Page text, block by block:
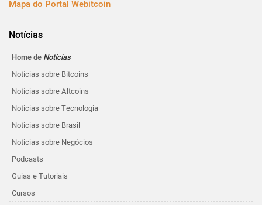
Mapa do Portal Webitcoin
Notícias
Home de Notícias
Notícias sobre Bitcoins
Notícias sobre Altcoins
Noticias sobre Tecnologia
Noticias sobre Brasil
Noticias sobre Negócios
Podcasts
Guias e Tutoriais
Cursos